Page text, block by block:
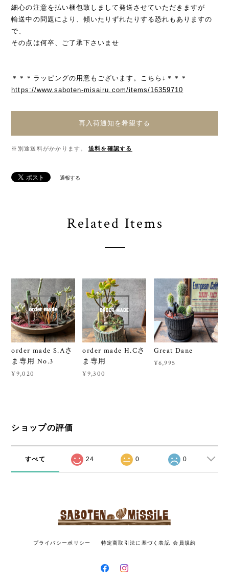
細心の注意を払い梱包致しまして発送させていただきますが
輸送中の問題により、傾いたりずれたりする恐れもありますの
で、
その点は何卒、ご了承下さいませ
＊＊＊ラッピングの用意もございます。こちら↓＊＊＊
https://www.saboten-misairu.com/items/16359710
再入荷通知を希望する
※別途送料がかかります。 送料を確認する
通報する
Related Items
order made S.Aさ
ま専用 No.3
¥9,020
order made H.Cさ
ま専用
¥9,300
Great Dane
¥6,995
ショップの評価
すべて 24 0 0
プライバシーポリシー 特定商取引法に基づく表記 会員規約